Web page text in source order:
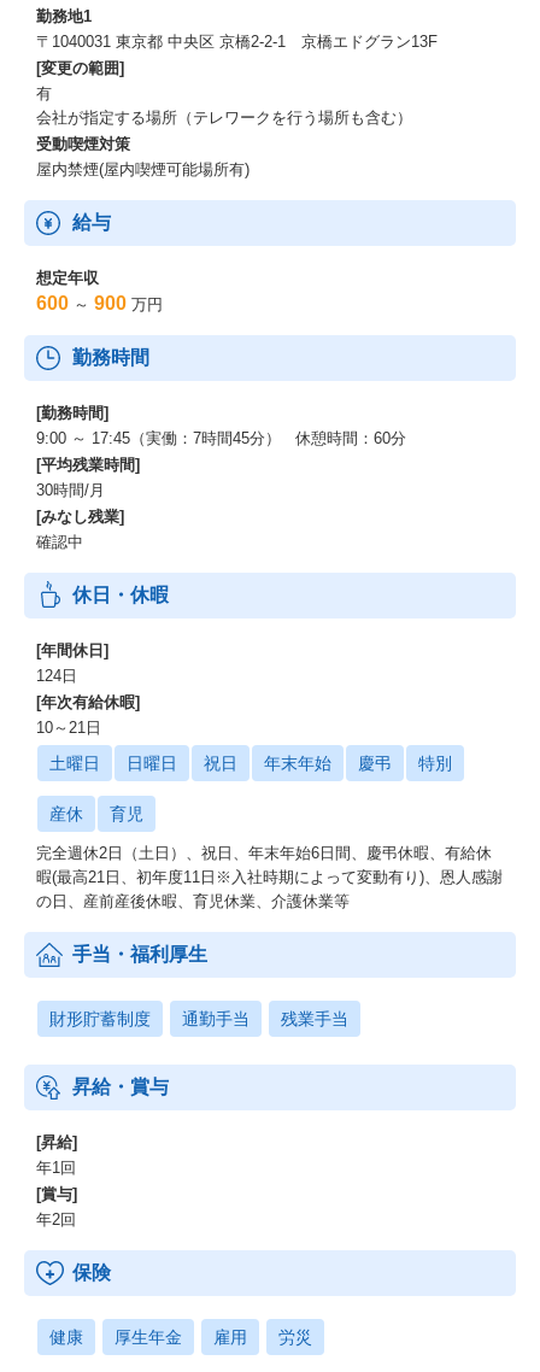
勤務地1
〒1040031 東京都 中央区 京橋2-2-1 京橋エドグラン13F
[変更の範囲]
有
会社が指定する場所（テレワークを行う場所も含む）
受動喫煙対策
屋内禁煙(屋内喫煙可能場所有)
給与
想定年収
600 ～ 900 万円
勤務時間
[勤務時間]
9:00 ～ 17:45（実働：7時間45分） 休憩時間：60分
[平均残業時間]
30時間/月
[みなし残業]
確認中
休日・休暇
[年間休日]
124日
[年次有給休暇]
10～21日
土曜日 日曜日 祝日 年末年始 慶弔 特別
産休 育児
完全週休2日（土日）、祝日、年末年始6日間、慶弔休暇、有給休
暇(最高21日、初年度11日※入社時期によって変動有り)、恩人感謝
の日、産前産後休暇、育児休業、介護休業等
手当・福利厚生
財形貯蓄制度 通勤手当 残業手当
昇給・賞与
[昇給]
年1回
[賞与]
年2回
保険
健康 厚生年金 雇用 労災